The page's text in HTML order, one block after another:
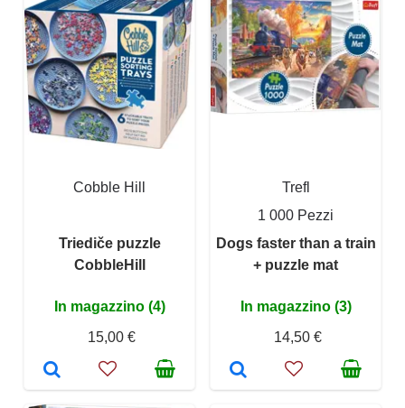
Cobble Hill
Triediče puzzle
CobbleHill
In magazzino (4)
15,00 €
Trefl
1 000 Pezzi
Dogs faster than a train
+ puzzle mat
In magazzino (3)
14,50 €